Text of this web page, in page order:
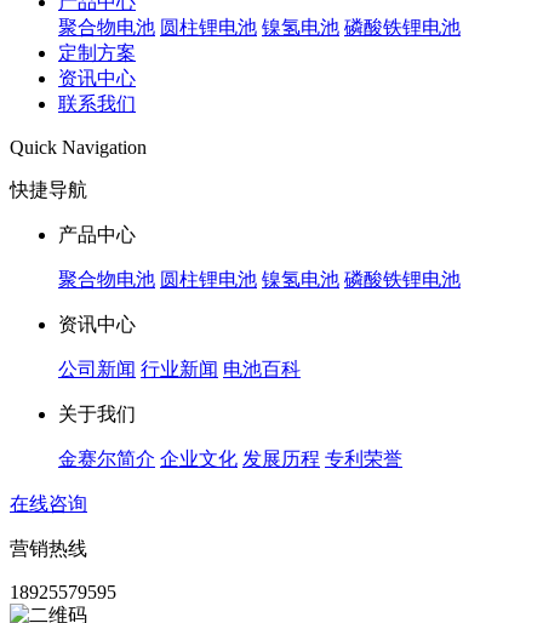
聚合物电池 圆柱锂电池 镍氢电池 磷酸铁锂电池
定制方案
资讯中心
联系我们
Quick Navigation
快捷导航
产品中心
聚合物电池 圆柱锂电池 镍氢电池 磷酸铁锂电池
资讯中心
公司新闻 行业新闻 电池百科
关于我们
金赛尔简介 企业文化 发展历程 专利荣誉
在线咨询
营销热线
18925579595